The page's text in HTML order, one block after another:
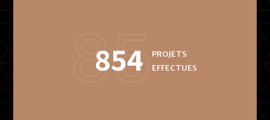
85
854
PROJETS
EFFECTUES